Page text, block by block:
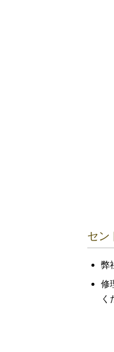
セン
弊
修
く